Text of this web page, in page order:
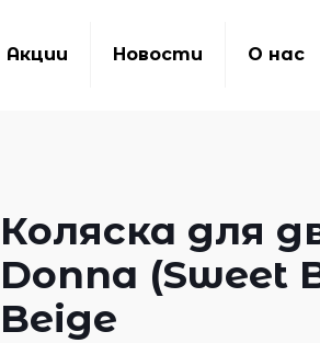
Акции Новости О нас
Коляска для
Donna (Sweet
Beige